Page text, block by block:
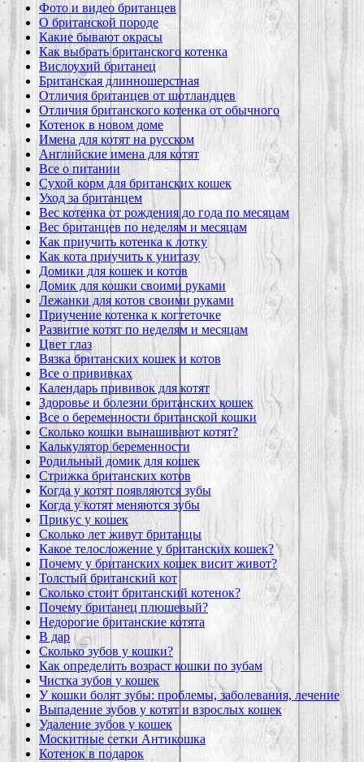
Фото и видео британцев
О британской породе
Какие бывают окрасы
Как выбрать британского котенка
Вислоухий британец
Британская длинношерстная
Отличия британцев от шотландцев
Отличия британского котенка от обычного
Котенок в новом доме
Имена для котят на русском
Английские имена для котят
Все о питании
Сухой корм для британских кошек
Уход за британцем
Вес котенка от рождения до года по месяцам
Вес британцев по неделям и месяцам
Как приучить котенка к лотку
Как кота приучить к унитазу
Домики для кошек и котов
Домик для кошки своими руками
Лежанки для котов своими руками
Приучение котенка к когтеточке
Развитие котят по неделям и месяцам
Цвет глаз
Вязка британских кошек и котов
Все о прививках
Календарь прививок для котят
Здоровье и болезни британских кошек
Все о беременности британской кошки
Сколько кошки вынашивают котят?
Калькулятор беременности
Родильный домик для кошек
Стрижка британских котов
Когда у котят появляются зубы
Когда у котят меняются зубы
Прикус у кошек
Сколько лет живут британцы
Какое телосложение у британских кошек?
Почему у британских кошек висит живот?
Толстый британский кот
Сколько стоит британский котенок?
Почему британец плюшевый?
Недорогие британские котята
В дар
Сколько зубов у кошки?
Как определить возраст кошки по зубам
Чистка зубов у кошек
У кошки болят зубы: проблемы, заболевания, лечение
Выпадение зубов у котят и взрослых кошек
Удаление зубов у кошек
Москитные сетки Антикошка
Котенок в подарок